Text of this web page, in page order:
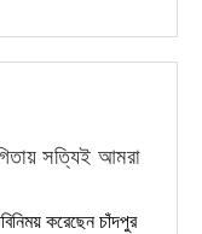
সত্যিই আমরা
করেছেন চাঁদপুর